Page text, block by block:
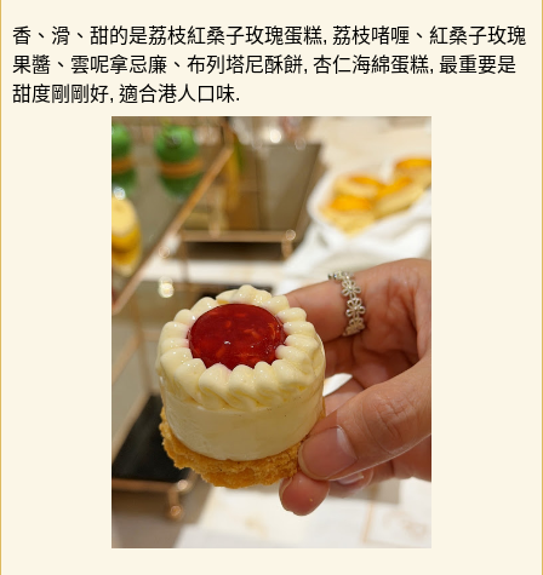
香、滑、甜的是荔枝紅桑子玫瑰蛋糕, 荔枝啫喱、紅桑子玫瑰
果醬、雲呢拿忌廉、布列塔尼酥餅, 杏仁海綿蛋糕, 最重要是
甜度剛剛好, 適合港人口味.